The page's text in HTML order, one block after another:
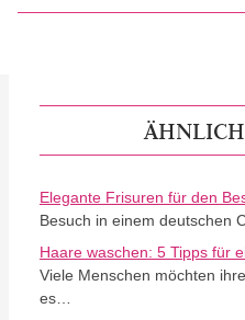
Elegante Frisuren für den
Besuch in einem deutschen
Haare waschen: 5 Tipps für
Viele Menschen möchten
es…